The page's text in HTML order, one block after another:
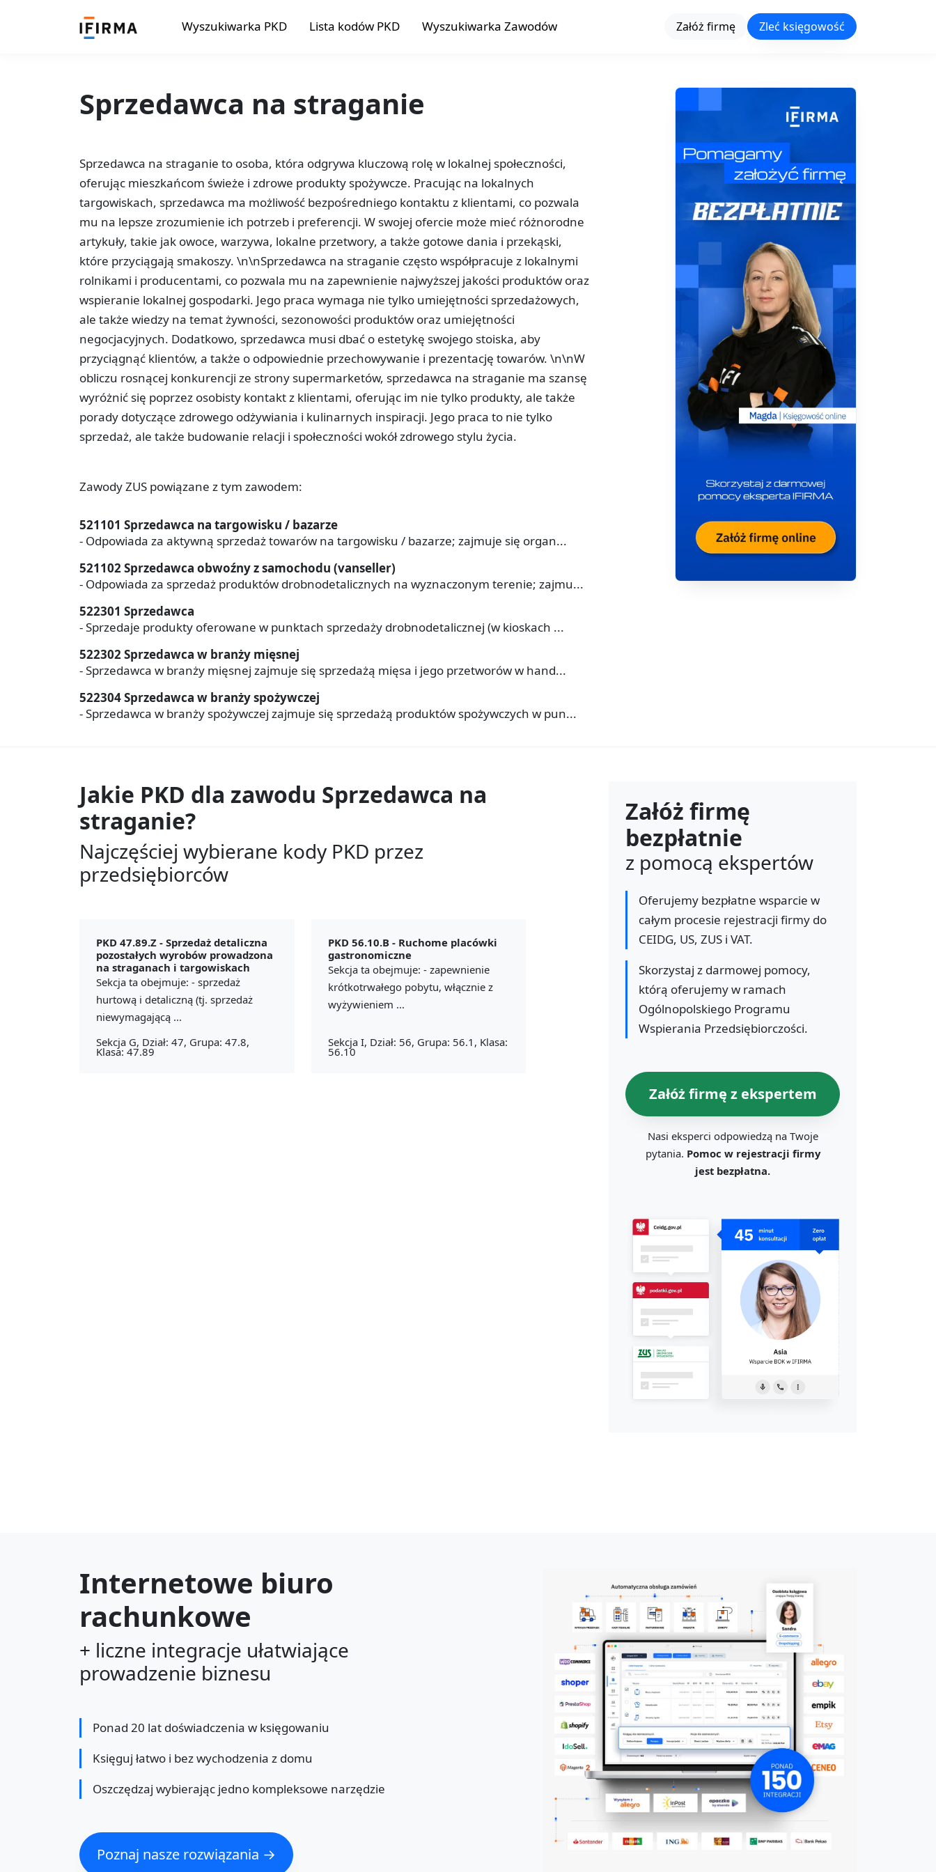
Wyszukiwarka PKD Lista kodów PKD Wyszukiwarka Zawodów Załóż firmę Zleć księgowość
Sprzedawca na straganie
Sprzedawca na straganie to osoba, która odgrywa kluczową rolę w lokalnej społeczności,
oferując mieszkańcom świeże i zdrowe produkty spożywcze. Pracując na lokalnych
targowiskach, sprzedawca ma możliwość bezpośredniego kontaktu z klientami, co pozwala
mu na lepsze zrozumienie ich potrzeb i preferencji. W swojej ofercie może mieć różnorodne
artykuły, takie jak owoce, warzywa, lokalne przetwory, a także gotowe dania i przekąski,
które przyciągają smakoszy. \n\nSprzedawca na straganie często współpracuje z lokalnymi
rolnikami i producentami, co pozwala mu na zapewnienie najwyższej jakości produktów oraz
wspieranie lokalnej gospodarki. Jego praca wymaga nie tylko umiejętności sprzedażowych,
ale także wiedzy na temat żywności, sezonowości produktów oraz umiejętności
negocjacyjnych. Dodatkowo, sprzedawca musi dbać o estetykę swojego stoiska, aby
przyciągnąć klientów, a także o odpowiednie przechowywanie i prezentację towarów. \n\nW
obliczu rosnącej konkurencji ze strony supermarketów, sprzedawca na straganie ma szansę
wyróżnić się poprzez osobisty kontakt z klientami, oferując im nie tylko produkty, ale także
porady dotyczące zdrowego odżywiania i kulinarnych inspiracji. Jego praca to nie tylko
sprzedaż, ale także budowanie relacji i społeczności wokół zdrowego stylu życia.
Zawody ZUS powiązane z tym zawodem:
521101 Sprzedawca na targowisku / bazarze
- Odpowiada za aktywną sprzedaż towarów na targowisku / bazarze; zajmuje się organ...
521102 Sprzedawca obwoźny z samochodu (vanseller)
- Odpowiada za sprzedaż produktów drobnodetalicznych na wyznaczonym terenie; zajmu...
522301 Sprzedawca
- Sprzedaje produkty oferowane w punktach sprzedaży drobnodetalicznej (w kioskach ...
522302 Sprzedawca w branży mięsnej
- Sprzedawca w branży mięsnej zajmuje się sprzedażą mięsa i jego przetworów w hand...
522304 Sprzedawca w branży spożywczej
- Sprzedawca w branży spożywczej zajmuje się sprzedażą produktów spożywczych w pun...
Jakie PKD dla zawodu Sprzedawca na
straganie?
Najczęściej wybierane kody PKD przez
przedsiębiorców
PKD 47.89.Z - Sprzedaż detaliczna
pozostałych wyrobów prowadzona
na straganach i targowiskach
Sekcja ta obejmuje: - sprzedaż
hurtową i detaliczną (tj. sprzedaż
niewymagającą ...
Sekcja G, Dział: 47, Grupa: 47.8,
Klasa: 47.89
PKD 56.10.B - Ruchome placówki
gastronomiczne
Sekcja ta obejmuje: - zapewnienie
krótkotrwałego pobytu, włącznie z
wyżywieniem ...
Sekcja I, Dział: 56, Grupa: 56.1, Klasa:
56.10
Załóż firmę
bezpłatnie
z pomocą ekspertów
Oferujemy bezpłatne wsparcie w
całym procesie rejestracji firmy do
CEIDG, US, ZUS i VAT.
Skorzystaj z darmowej pomocy,
którą oferujemy w ramach
Ogólnopolskiego Programu
Wspierania Przedsiębiorczości.
Załóż firmę z ekspertem
Nasi eksperci odpowiedzą na Twoje
pytania. Pomoc w rejestracji firmy
jest bezpłatna.
Internetowe biuro
rachunkowe
+ liczne integracje ułatwiające
prowadzenie biznesu
Ponad 20 lat doświadczenia w księgowaniu
Księguj łatwo i bez wychodzenia z domu
Oszczędzaj wybierając jedno kompleksowe narzędzie
Poznaj nasze rozwiązania →